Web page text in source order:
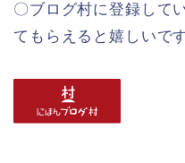
〇ブログ村に登録して
てもらえると嬉しいです